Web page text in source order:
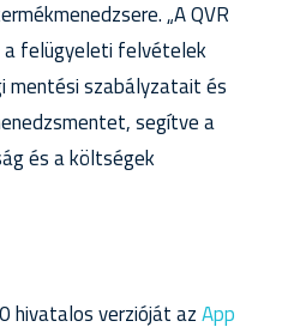
„A QVR
a felügyeleti felvételek
mentési szabályzatait és
segítve a
és a költségek
hivatalos verzióját azApp